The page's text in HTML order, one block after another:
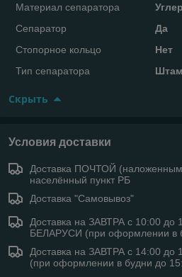
Материал сепаратора
Сепаратор
Да
Стопорное кольцо
Нет
Тип сепаратора
Скрыть
Условия доставки
Доставка ПОЧТОЙ
населённый пункт РБ
Доставка "Самовывоз"
Доставка на ЗАВТРА с 10:00 до
БЕЛАРУСИ (при оформлении в
Доставка на ЗАВТРА с 14:00 до
(при оформлении в будни до